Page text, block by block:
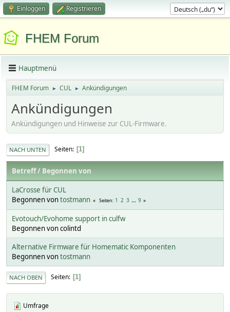
Einloggen Registrieren
FHEM Forum
Hauptmenü
FHEM Forum ► CUL ► Ankündigungen
Ankündigungen
Ankündigungen und Hinweise zur CUL-Firmware.
NACH UNTEN Seiten 1
Betreff/ Begonnen von
LaCrosse für CUL
Begonnen vontostmann Seiten 1 2 3 ... 9
Evotouch/Evohome support in culfw
Begonnen von colintd
Alternative Firmware für Homematic Komponenten
Begonnen vontostmann
NACH OBEN Seiten 1
Umfrage